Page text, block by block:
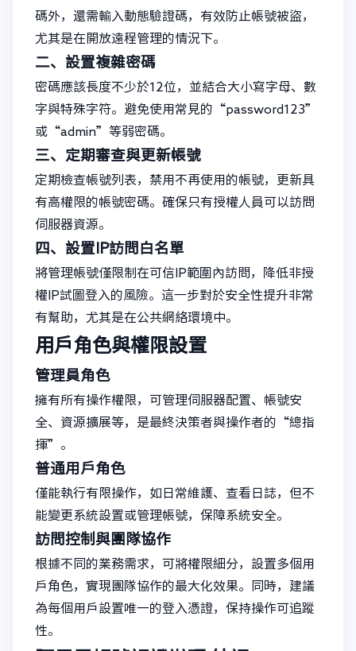
碼外，還需輸入動態驗證碼，有效防止帳號被盜，
尤其是在開放遠程管理的情況下。
二、設置複雜密碼
密碼應該長度不少於12位，並結合大小寫字母、數
字與特殊字符。避免使用常見的“password123”
或“admin”等弱密碼。
三、定期審查與更新帳號
定期檢查帳號列表，禁用不再使用的帳號，更新具
有高權限的帳號密碼。確保只有授權人員可以訪問
伺服器資源。
四、設置IP訪問白名單
將管理帳號僅限制在可信IP範圍內訪問，降低非授
權IP試圖登入的風險。這一步對於安全性提升非常
有幫助，尤其是在公共網絡環境中。
用戶角色與權限設置
管理員角色
擁有所有操作權限，可管理伺服器配置、帳號安
全、資源擴展等，是最終決策者與操作者的“總指
揮”。
普通用戶角色
僅能執行有限操作，如日常維護、查看日誌，但不
能變更系統設置或管理帳號，保障系統安全。
訪問控制與團隊協作
根據不同的業務需求，可將權限細分，設置多個用
戶角色，實現團隊協作的最大化效果。同時，建議
為每個用戶設置唯一的登入憑證，保持操作可追蹤
性。